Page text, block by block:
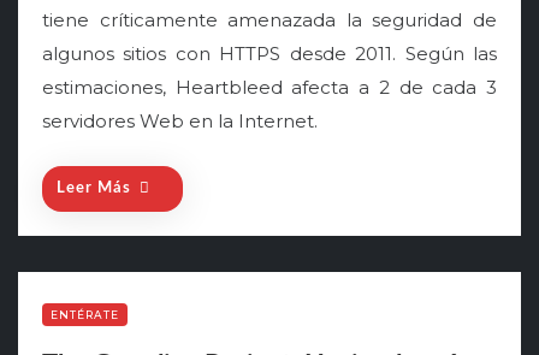
tiene críticamente amenazada la seguridad de
algunos sitios con HTTPS desde 2011. Según las
estimaciones, Heartbleed afecta a 2 de cada 3
servidores Web en la Internet.
Leer Más
ENTÉRATE